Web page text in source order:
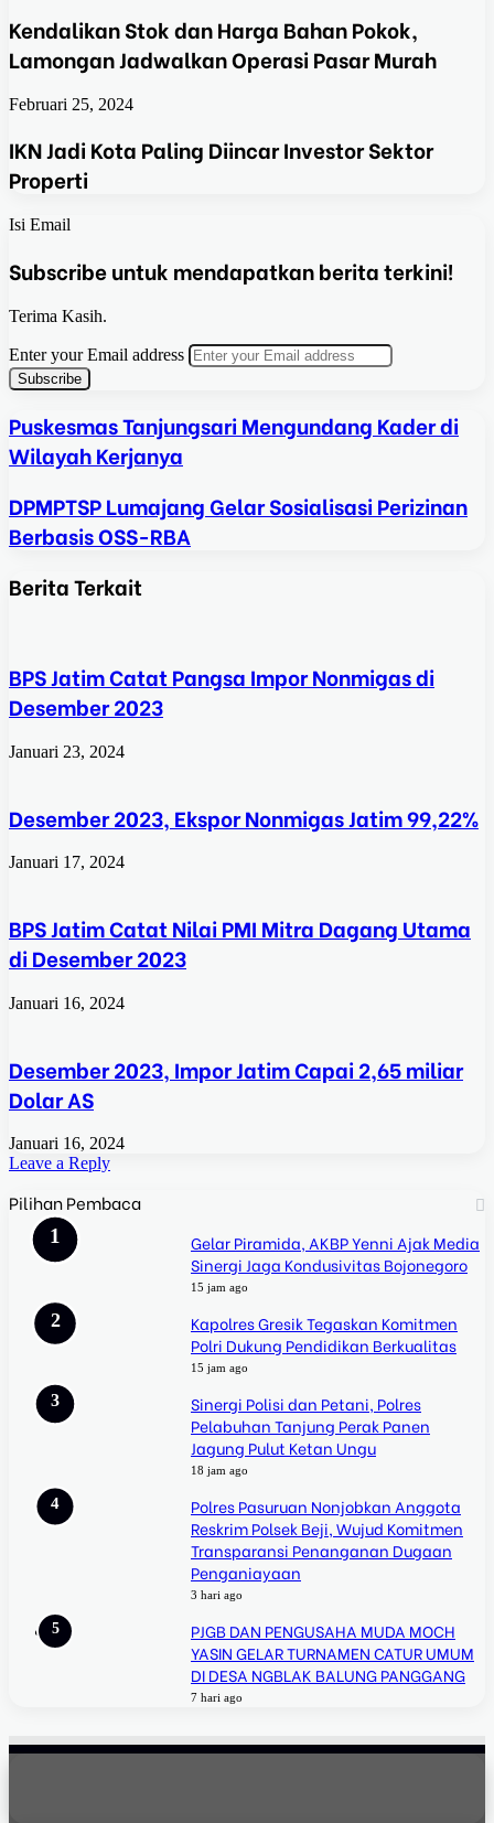
Kendalikan Stok dan Harga Bahan Pokok,
Lamongan Jadwalkan Operasi Pasar Murah
Februari 25, 2024
IKN Jadi Kota Paling Diincar Investor Sektor
Properti
Isi Email
Subscribe untuk mendapatkan berita terkini!
Terima Kasih.
Enter your Email address
Puskesmas Tanjungsari Mengundang Kader di
Wilayah Kerjanya
DPMPTSP Lumajang Gelar Sosialisasi Perizinan
Berbasis OSS-RBA
Berita Terkait
BPS Jatim Catat Pangsa Impor Nonmigas di
Desember 2023
Januari 23, 2024
Desember 2023, Ekspor Nonmigas Jatim 99,22%
Januari 17, 2024
BPS Jatim Catat Nilai PMI Mitra Dagang Utama
di Desember 2023
Januari 16, 2024
Desember 2023, Impor Jatim Capai 2,65 miliar
Dolar AS
Januari 16, 2024
Leave a Reply
Pilihan Pembaca
Gelar Piramida, AKBP Yenni Ajak Media
Sinergi Jaga Kondusivitas Bojonegoro
15 jam ago
Kapolres Gresik Tegaskan Komitmen
Polri Dukung Pendidikan Berkualitas
15 jam ago
Sinergi Polisi dan Petani, Polres
Pelabuhan Tanjung Perak Panen
Jagung Pulut Ketan Ungu
18 jam ago
Polres Pasuruan Nonjobkan Anggota
Reskrim Polsek Beji, Wujud Komitmen
Transparansi Penanganan Dugaan
Penganiayaan
3 hari ago
PJGB DAN PENGUSAHA MUDA MOCH
YASIN GELAR TURNAMEN CATUR UMUM
DI DESA NGBLAK BALUNG PANGGANG
7 hari ago